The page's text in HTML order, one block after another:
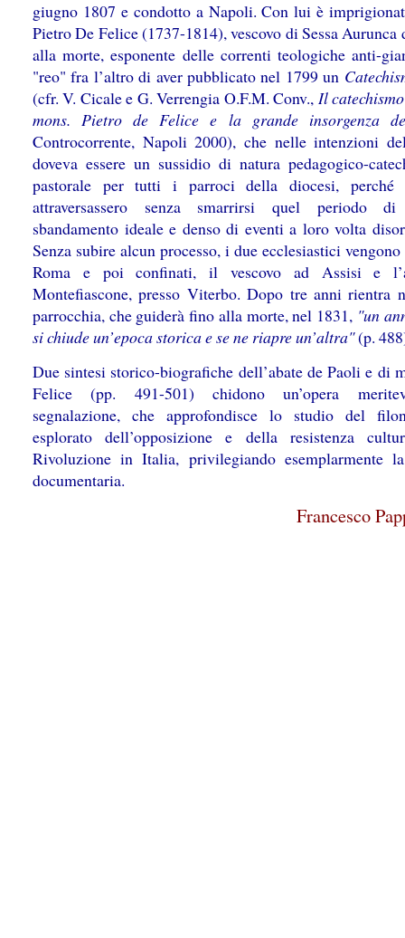
giugno 1807 e condotto a Napoli. Con lui è
Pietro De Felice (1737-1814), vescovo di Sessa Aurunca
alla morte, esponente delle correnti teologiche anti-
"reo" fra l’altro di aver pubblicato nel 1799 un
(cfr. V. Cicale e G. Verrengia O.F.M. Conv., Il
mons. Pietro de Felice e la grande insorgenza
Controcorrente, Napoli 2000), che nelle intenzioni
doveva essere un sussidio di natura pedagogico-
pastorale per tutti i parroci della diocesi,
attraversassero senza smarrirsi quel periodo di
sbandamento ideale e denso di eventi a loro volta
Senza subire alcun processo, i due ecclesiastici
Roma e poi confinati, il vescovo ad Assisi e
Montefiascone, presso Viterbo. Dopo tre anni rientra
parrocchia, che guiderà fino alla morte, nel 1831, "un
si chiude un’epoca storica e se ne riapre un’altra"(p.
Due sintesi storico-biografiche dell’abate de Paoli e di
Felice (pp. 491-501) chidono un’opera
segnalazione, che approfondisce lo studio del
esplorato dell’opposizione e della resistenza
Rivoluzione in Italia, privilegiando esemplarmente
documentaria.
Francesco